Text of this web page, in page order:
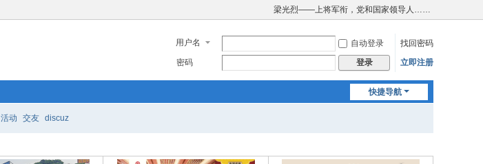
梁光烈——上将军衔，党和国家领导人……
用户名 自动登录
找回密码
密码
登录 立即注册
快捷导航
活动 交友 discuz